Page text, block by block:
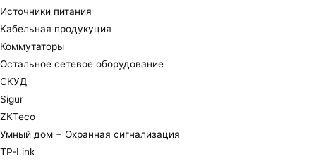
Источники питания
Кабельная продукуция
Коммутаторы
Остальное сетевое оборудование
СКУД
Sigur
ZKTeco
Умный дом + Охранная сигнализация
TP-Link